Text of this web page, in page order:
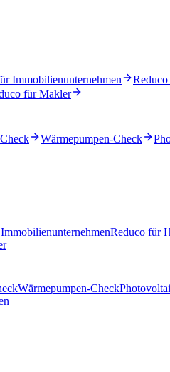
Immobilienunternehmen
für Makler
Wärmepumpen-Check
Reduco für
Wärmepumpen-Check